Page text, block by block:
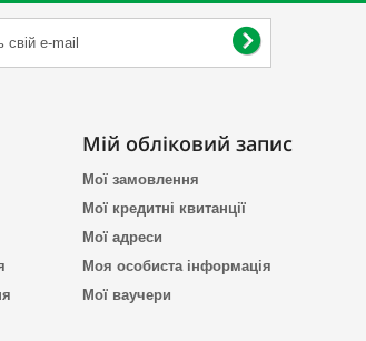
Мій обліковий запис
Мої замовлення
Мої кредитні квитанції
Мої адреси
Моя особиста інформація
Мої ваучери